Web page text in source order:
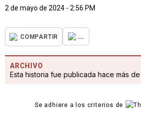
2 de mayo de 2024 - 2:56 PM
COMPARTIR ...
ARCHIVO
Esta historia fue publicada hace más de
Se adhiere a los criterios de